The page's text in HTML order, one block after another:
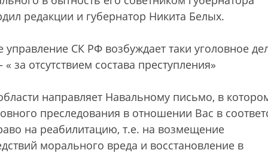
редакции и губернатор Никита Белых.
управление СК РФ возбуждает таки уголовное
за отсутствием состава преступления»
направляет Навальному письмо, в
преследования в отношении Вас в
на реабилитацию, т.е. на возмещение
морального вреда и восстановление в